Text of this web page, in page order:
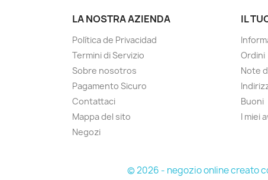
LA NOSTRA AZIENDA
Política de Privacidad
Termini di Servizio
Sobre nosotros
Pagamento Sicuro
Contattaci
Mappa del sito
Negozi
IL
Ordini
Note
Buoni
I miei
© 2026 - negozio online creato